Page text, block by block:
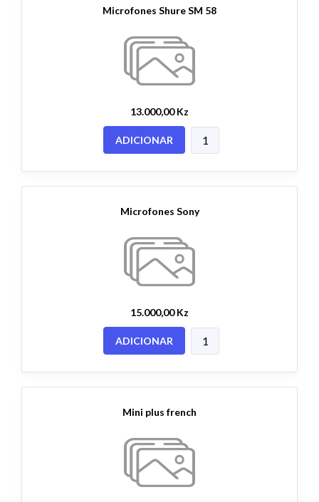
Microfones Shure SM 58
13.000,00 Kz
ADICIONAR
Microfones Sony
15.000,00 Kz
ADICIONAR
Mini plus french